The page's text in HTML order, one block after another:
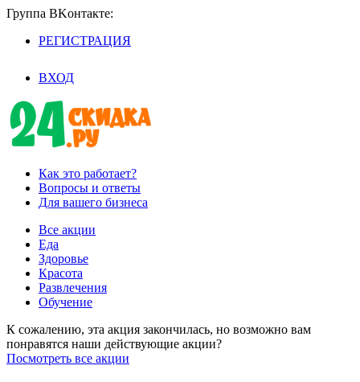
Группа BKoнтaктe:
РЕГИСТРАЦИЯ
ВХОД
Как это работает?
Вопросы и ответы
Для вашего бизнеса
Все акции
Еда
Здоровье
Красота
Развлечения
Обучение
К сожалению, эта акция закончилась, но возможно вам
понравятся наши действующие акции?
Посмотреть все акции